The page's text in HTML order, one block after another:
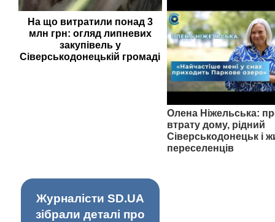
На що витратили понад 3
млн грн: огляд липневих
закупівель у
Сіверськодонецькій громаді
Олена Ніжельська:
втрату дому, рідний
Сіверськодонецьк і
переселенців
Журналісти SD.UA
зібрали деталі про